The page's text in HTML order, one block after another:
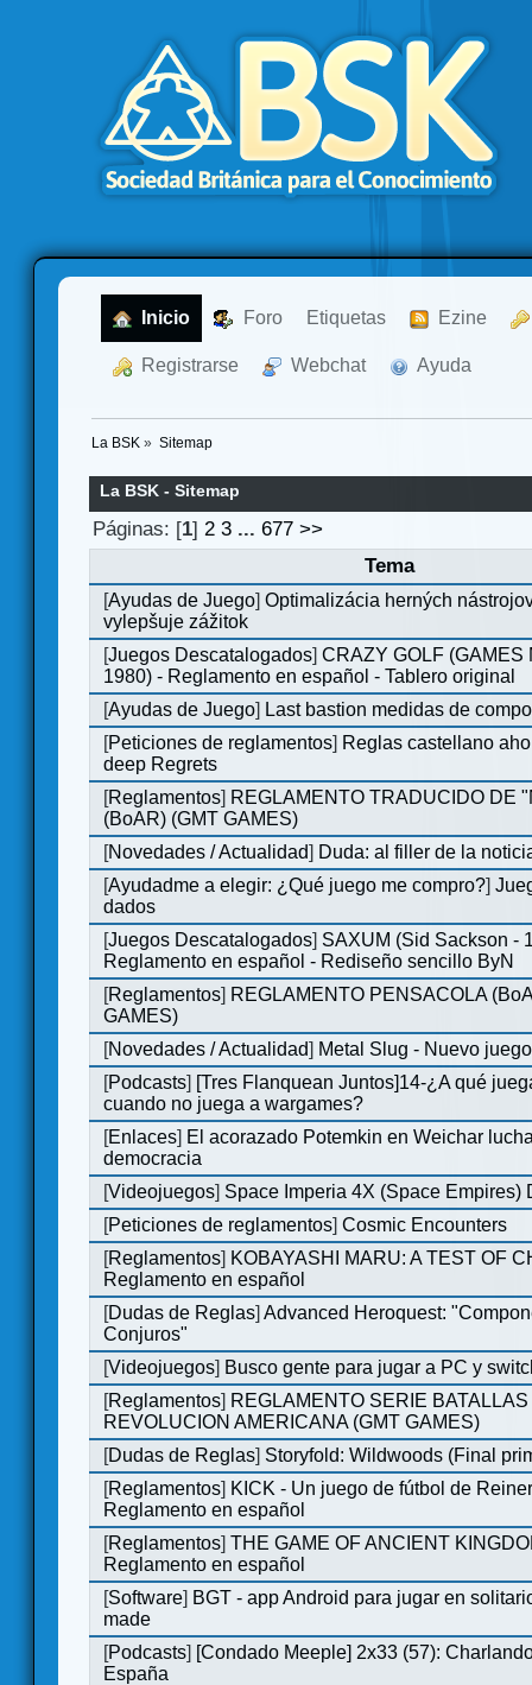
Inicio Foro Etiquetas Ezine
Registrarse Webchat Ayuda
La BSK » Sitemap
La BSK - Sitemap
Páginas: [1]2 3 ...677 >>
Tema
[Ayudas de Juego]Optimalizácia herných
vylepšuje zážitok
[Juegos Descatalogados]CRAZY GOLF (GAMES
1980) - Reglamento en español - Tablero original
[Ayudas de Juego] Last bastion medidas de
[Peticiones de reglamentos] Reglas castellano
deep Regrets
[Reglamentos] REGLAMENTO TRADUCIDO DE
(BoAR) (GMT GAMES)
[Novedades / Actualidad] Duda: al filler de la
[Ayudadme a elegir: ¿Qué juego me compro?]
dados
[Juegos Descatalogados] SAXUM (Sid Sackson -
Reglamento en español - Rediseño sencillo ByN
[Reglamentos] REGLAMENTO PENSACOLA
GAMES)
[Novedades / Actualidad] Metal Slug - Nuevo
[Podcasts] [Tres Flanquean Juntos]14-¿A qué
cuando no juega a wargames?
[Enlaces] El acorazado Potemkin en Weichar
democracia
[Videojuegos] Space Imperia 4X (Space Empires)
[Peticiones de reglamentos]Cosmic Encounters
[Reglamentos] KOBAYASHI MARU: A TEST OF
Reglamento en español
[Dudas de Reglas]Advanced Heroquest:
Conjuros"
[Videojuegos] Busco gente para jugar a PC y
[Reglamentos] REGLAMENTO SERIE
REVOLUCION AMERICANA (GMT GAMES)
[Dudas de Reglas] Storyfold: Wildwoods (Final
[Reglamentos] KICK - Un juego de fútbol de
Reglamento en español
[Reglamentos]THE GAME OF ANCIENT
Reglamento en español
[Software] BGT - app Android para jugar en
made
[Podcasts] [Condado Meeple] 2x33 (57):
España